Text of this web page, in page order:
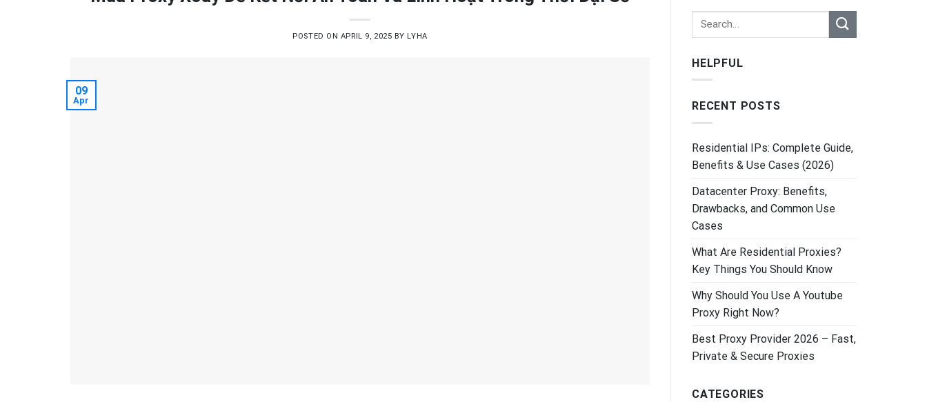
POSTED ON APRIL 9, 2025 BY LYHA
09
Apr
HELPFUL
RECENT POSTS
Residential IPs: Complete Guide,
Benefits & Use Cases (2026)
Datacenter Proxy: Benefits,
Drawbacks, and Common Use
Cases
What Are Residential Proxies?
Key Things You Should Know
Why Should You Use A Youtube
Proxy Right Now?
Best Proxy Provider 2026 – Fast,
Private & Secure Proxies
CATEGORIES